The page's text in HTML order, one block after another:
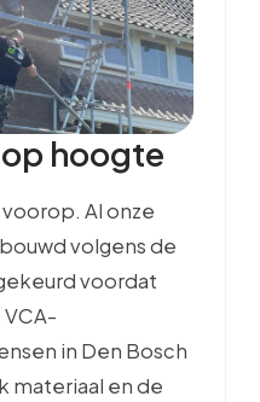
hoogte
Al onze
volgens de
voordat
in Den Bosch
materiaal en de